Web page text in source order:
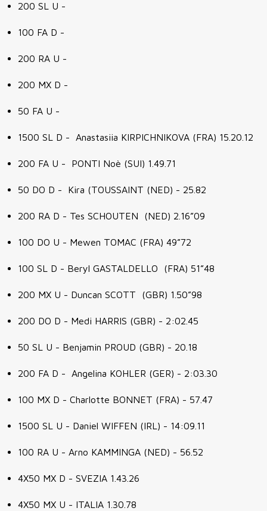
200 SL U -
100 FA D -
200 RA U -
200 MX D -
50 FA U -
1500 SL D - Anastasiia KIRPICHNIKOVA (FRA) 15.20.12
200 FA U - PONTI Noè (SUI) 1.49.71
50 DO D - Kira (TOUSSAINT (NED) - 25.82
200 RA D - Tes SCHOUTEN (NED) 2.16”09
100 DO U - Mewen TOMAC (FRA) 49”72
100 SL D - Beryl GASTALDELLO (FRA) 51”48
200 MX U - Duncan SCOTT (GBR) 1.50”98
200 DO D - Medi HARRIS (GBR) - 2:02.45
50 SL U - Benjamin PROUD (GBR) - 20.18
200 FA D - Angelina KOHLER (GER) - 2:03.30
100 MX D - Charlotte BONNET (FRA) - 57.47
1500 SL U - Daniel WIFFEN (IRL) - 14:09.11
100 RA U - Arno KAMMINGA (NED) - 56.52
4X50 MX D - SVEZIA 1.43.26
4X50 MX U - ITALIA 1.30.78